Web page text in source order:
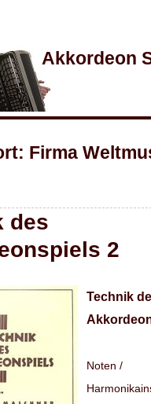
Akkordeon
Firma
des
2
Technik
Noten /